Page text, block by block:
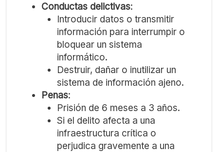
Conductas delictivas:
Introducir datos o transmitir
información para interrumpir o
bloquear un sistema
informático.
Destruir, dañar o inutilizar un
sistema de información ajeno.
Penas:
Prisión de 6 meses a 3 años.
Si el delito afecta a una
infraestructura crítica o
perjudica gravemente a una